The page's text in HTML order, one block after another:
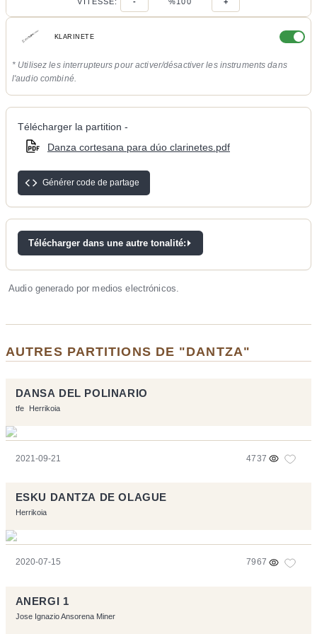
KLARINETE
* Utilisez les interrupteurs pour activer/désactiver les instruments dans
l'audio combiné.
Télécharger la partition -
Danza cortesana para dúo clarinetes.pdf
Générer code de partage
Télécharger dans une autre tonalité:
Audio generado por medios electrónicos.
AUTRES PARTITIONS DE "DANTZA"
DANSA DEL POLINARIO
tfe Herrikoia
2021-09-21 4737
ESKU DANTZA DE OLAGUE
Herrikoia
2020-07-15 7967
ANERGI 1
Jose Ignazio Ansorena Miner